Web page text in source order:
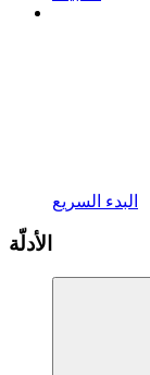
البدء السريع
الأدلّة